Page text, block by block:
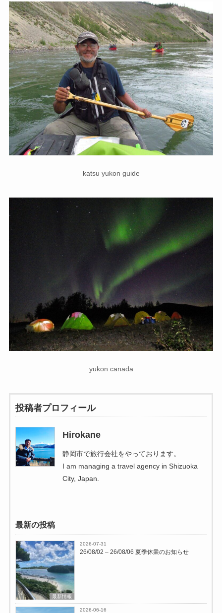
katsu yukon guide
yukon canada
投稿者プロフィール
Hirokane
静岡市で旅行会社をやっております。
I am managing a travel agency in Shizuoka
City, Japan.
最新の投稿
最新情報
2026-07-31
26/08/02 – 26/08/06 夏季休業のお知らせ
2026-06-16